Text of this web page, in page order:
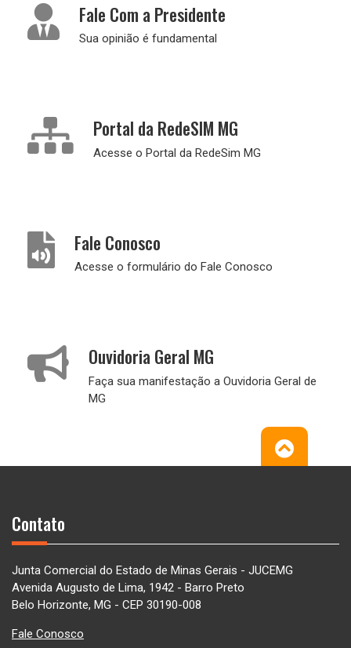
Fale Com a Presidente
Sua opinião é fundamental
Portal da RedeSIM MG
Acesse o Portal da RedeSim MG
Fale Conosco
Acesse o formulário do Fale Conosco
Ouvidoria Geral MG
Faça sua manifestação a Ouvidoria Geral de
MG
Contato
Junta Comercial do Estado de Minas Gerais - JUCEMG
Avenida Augusto de Lima, 1942 - Barro Preto
Belo Horizonte, MG - CEP 30190-008
Fale Conosco